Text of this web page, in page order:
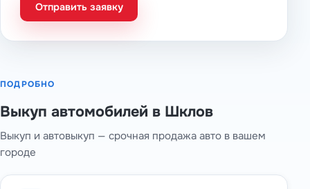
Отправить заявку
ПОДРОБНО
Выкуп автомобилей в Шклов
Выкуп и автовыкуп — срочная продажа авто в вашем
городе